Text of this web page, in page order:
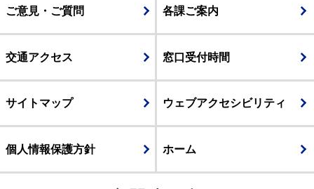
ご意見・ご質問 各課ご案内
交通アクセス 窓口受付時間
サイトマップ ウェブアクセシビリティ
個人情報保護方針 ホーム